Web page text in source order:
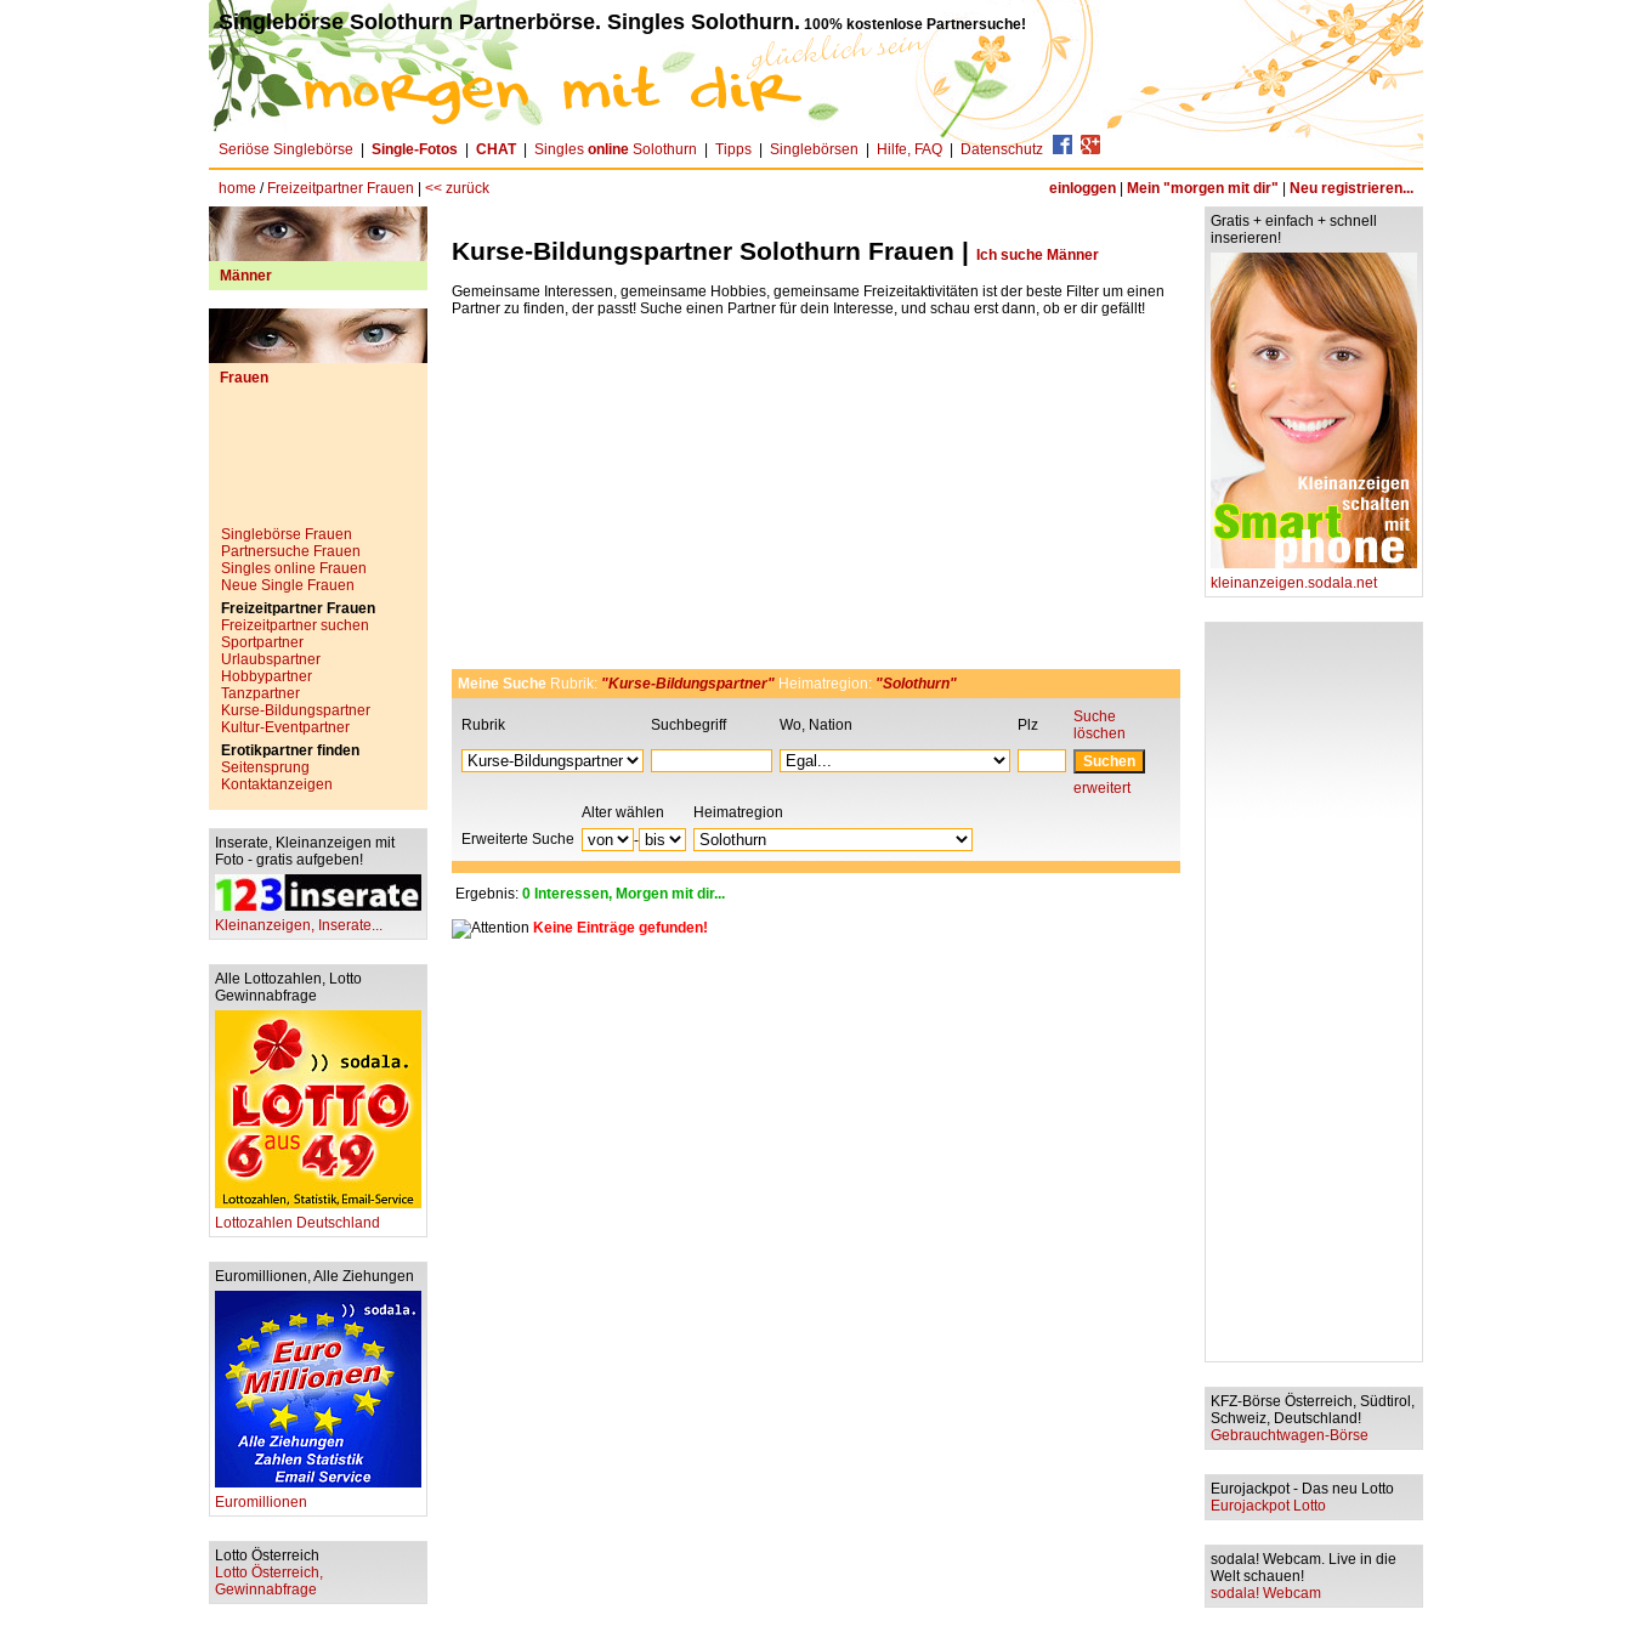
Singlebörse Solothurn Partnerbörse. Singles Solothurn. 100% kostenlose Partnersuche!
Seriöse Singlebörse Single-Fotos CHAT| Singles online Solothurn Tipps Singlebörsen Hilfe, FAQ Datenschutz
home / Freizeitpartner Frauen << zurück einloggen Mein "morgen mit dir" Neu registrieren...
Männer
Frauen
Singlebörse Frauen
Partnersuche Frauen
Singles online Frauen
Neue Single Frauen
Freizeitpartner Frauen
Freizeitpartner suchen
Sportpartner
Urlaubspartner
Hobbypartner
Tanzpartner
Kurse-Bildungspartner
Kultur-Eventpartner
Erotikpartner finden
Seitensprung
Kontaktanzeigen
Inserate, Kleinanzeigen mit
Foto - gratis aufgeben!
Kleinanzeigen, Inserate...
Alle Lottozahlen, Lotto
Gewinnabfrage
Lottozahlen Deutschland
Euromillionen, Alle Ziehungen
Euromillionen
Lotto Österreich
Lotto Österreich,
Gewinnabfrage
Kurse-Bildungspartner Solothurn Frauen | Ich suche Männer
Gemeinsame Interessen, gemeinsame Hobbies, gemeinsame Freizeitaktivitäten ist der beste Filter um einen
Partner zu finden, der passt! Suche einen Partner für dein Interesse, und schau erst dann, ob er dir gefällt!
Meine Suche Rubrik: "Kurse-Bildungspartner" Heimatregion: "Solothurn"
Rubrik Suchbegriff Wo, Nation Plz
Suche
löschen
erweitert
Alter wählen
Heimatregion
Erweiterte Suche
-
Ergebnis: 0 Interessen, Morgen mit dir...
Keine Einträge gefunden!
Gratis + einfach + schnell
inserieren!
kleinanzeigen.sodala.net
KFZ-Börse Österreich, Südtirol,
Schweiz, Deutschland!
Gebrauchtwagen-Börse
Eurojackpot - Das neu Lotto
Eurojackpot Lotto
sodala! Webcam. Live in die
Welt schauen!
sodala! Webcam